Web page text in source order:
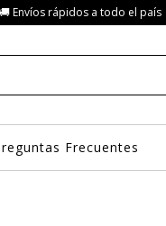
Envíos rápidos a todo el país
Frecuentes